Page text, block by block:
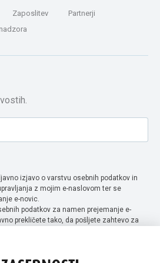
Zaposlitev
Partnerji
izjavo o varstvu osebnih podatkov in
z mojim e-naslovom ter se
e-novic.
podatkov za namen prejemanje e-
prekličete tako, da pošljete zahtevo za